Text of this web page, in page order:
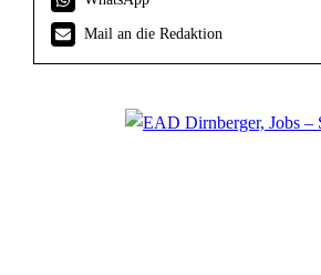
Mail an die Redaktion